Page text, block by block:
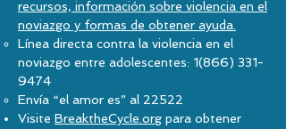
recursos, información sobre violencia en el
noviazgo y formas de obtener ayuda.
Línea directa contra la violencia en el
noviazgo entre adolescentes: 1(866) 331-
9474
Envía “el amor es” al 22522
Visite BreaktheCycle.org para obtener